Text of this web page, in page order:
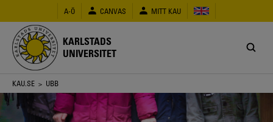
huvudinnehåll
A-Ö CANVAS MITT KAU
KARLSTADS
UNIVERSITET
Länkstig
KAU.SE > UBB